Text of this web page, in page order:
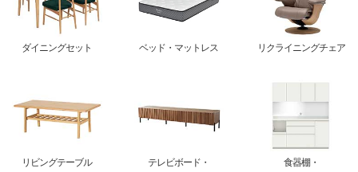
ダイニングセット ベッド・マットレス リクライニングチェア
リビングテーブル
テレビボード・
食器棚・